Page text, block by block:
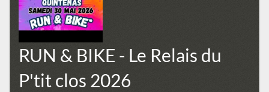
RUN & BIKE - Le Relais du
P'tit clos 2026